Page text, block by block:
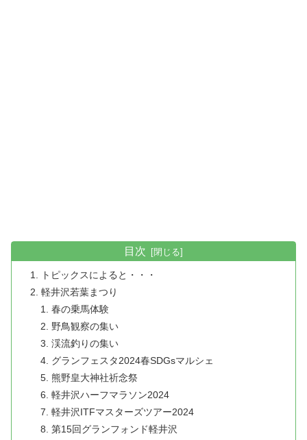
目次
トピックスによると・・・
軽井沢若葉まつり
春の乗馬体験
野鳥観察の集い
渓流釣りの集い
グランフェスタ2024春SDGsマルシェ
熊野皇大神社祈念祭
軽井沢ハーフマラソン2024
軽井沢ITFマスターズツアー2024
第15回グランフォンド軽井沢